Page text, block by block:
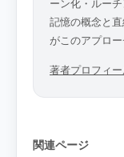
ーン化・ルー
記憶の概念と
がこのアプロー
著者プロフィ
関連ページ